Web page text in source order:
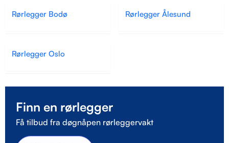
Rørlegger Bodø Rørlegger Ålesund
Rørlegger Oslo
Finn en rørlegger
Få tilbud fra døgnåpen rørleggervakt